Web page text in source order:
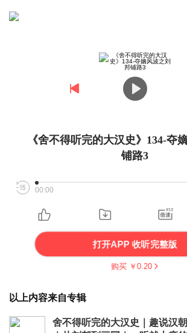
《舍不得听完的大汉史》134-夺
铺路3
00:00
打开APP 收听完整版
购买 ￥ 0.20
以上内容来自专辑
舍不得听完的大汉史｜趣说汉